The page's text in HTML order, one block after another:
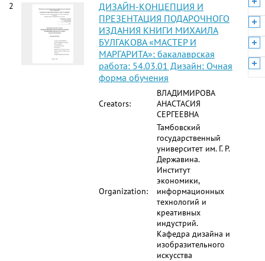
2
ДИЗАЙН-КОНЦЕПЦИЯ И
ПРЕЗЕНТАЦИЯ ПОДАРОЧНОГО
ИЗДАНИЯ КНИГИ МИХАИЛА
БУЛГАКОВА «МАСТЕР И
МАРГАРИТА»: бакалаврская
работа: 54.03.01 Дизайн: Очная
форма обучения
Creators:
ВЛАДИМИРОВА
АНАСТАСИЯ
СЕРГЕЕВНА
Organization:
Тамбовский
государственный
университет им. Г. Р.
Державина.
Институт
экономики,
информационных
технологий и
креативных
индустрий.
Кафедра дизайна и
изобразительного
искусства